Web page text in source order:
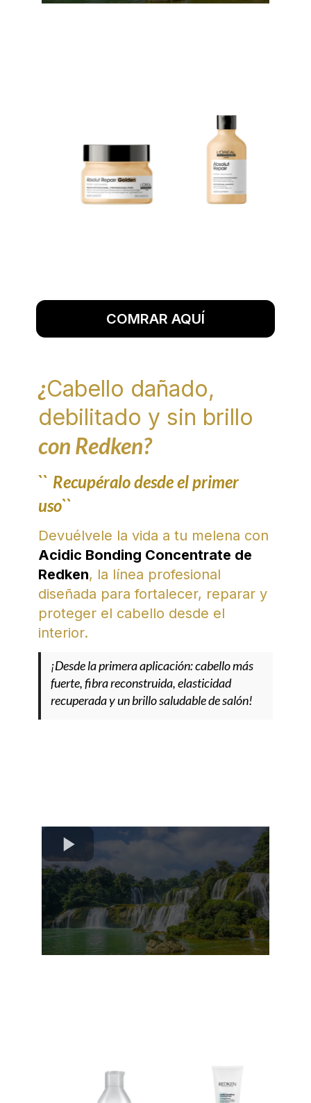
COMRAR AQUÍ
¿Cabello dañado,
debilitado y sin brillo
con Redken?
`` Recupéralo desde el primer
uso``
Devuélvele la vida a tu melena con
Acidic Bonding Concentrate de
Redken, la línea profesional
diseñada para fortalecer, reparar y
proteger el cabello desde el
interior.
¡Desde la primera aplicación: cabello más
fuerte, fibra reconstruida, elasticidad
recuperada y un brillo saludable de salón!